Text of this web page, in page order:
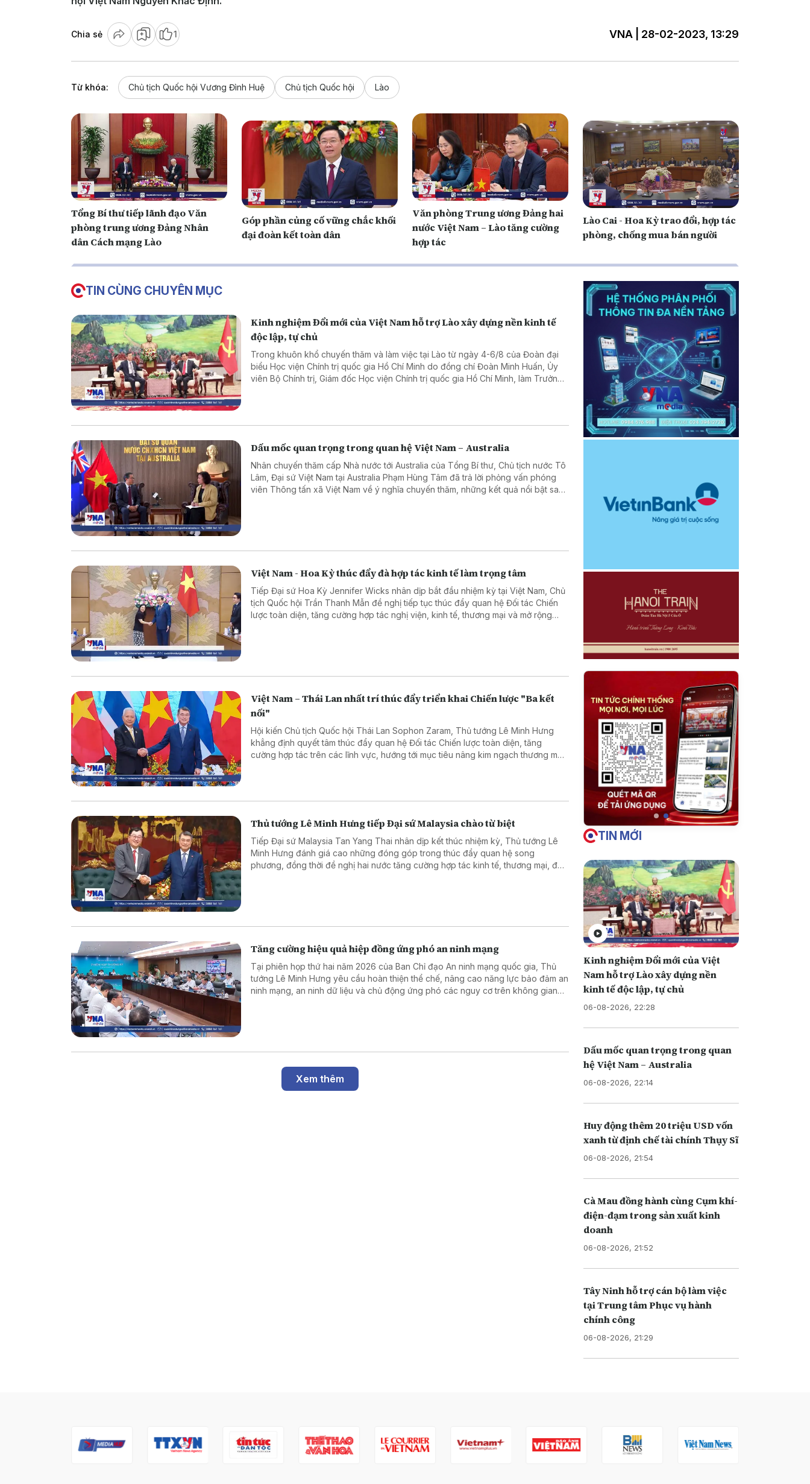
Chia sẻ 1 VNA | 28-02-2023, 13:29
Từ khóa: Chủ tịch Quốc hội Vương Đình Huệ Chủ tịch Quốc hội Lào
Tổng Bí thư tiếp lãnh đạo Văn
phòng trung ương Đảng Nhân
dân Cách mạng Lào
Góp phần củng cố vững chắc khối
đại đoàn kết toàn dân
Văn phòng Trung ương Đảng hai
nước Việt Nam – Lào tăng cường
hợp tác
Lào Cai - Hoa Kỳ trao đổi, hợp tác
phòng, chống mua bán người
TIN CÙNG CHUYÊN MỤC
Kinh nghiệm Đổi mới của Việt Nam hỗ trợ Lào xây dựng nền kinh tế
độc lập, tự chủ
Trong khuôn khổ chuyến thăm và làm việc tại Lào từ ngày 4-6/8 của Đoàn đại
biểu Học viện Chính trị quốc gia Hồ Chí Minh do đồng chí Đoàn Minh Huấn, Ủy
viên Bộ Chính trị, Giám đốc Học viện Chính trị quốc gia Hồ Chí Minh, làm Trưởng
Dấu mốc quan trọng trong quan hệ Việt Nam – Australia
Nhân chuyến thăm cấp Nhà nước tới Australia của Tổng Bí thư, Chủ tịch nước Tô
Lâm, Đại sứ Việt Nam tại Australia Phạm Hùng Tâm đã trả lời phỏng vấn phóng
viên Thông tấn xã Việt Nam về ý nghĩa chuyến thăm, những kết quả nổi bật sau
Việt Nam - Hoa Kỳ thúc đẩy đà hợp tác kinh tế làm trọng tâm
Tiếp Đại sứ Hoa Kỳ Jennifer Wicks nhân dịp bắt đầu nhiệm kỳ tại Việt Nam, Chủ
tịch Quốc hội Trần Thanh Mẫn đề nghị tiếp tục thúc đẩy quan hệ Đối tác Chiến
lược toàn diện, tăng cường hợp tác nghị viện, kinh tế, thương mại và mở rộng
Việt Nam – Thái Lan nhất trí thúc đẩy triển khai Chiến lược "Ba kết
nối"
Hội kiến Chủ tịch Quốc hội Thái Lan Sophon Zaram, Thủ tướng Lê Minh Hưng
khẳng định quyết tâm thúc đẩy quan hệ Đối tác Chiến lược toàn diện, tăng
cường hợp tác trên các lĩnh vực, hướng tới mục tiêu nâng kim ngạch thương mại
Thủ tướng Lê Minh Hưng tiếp Đại sứ Malaysia chào từ biệt
Tiếp Đại sứ Malaysia Tan Yang Thai nhân dịp kết thúc nhiệm kỳ, Thủ tướng Lê
Minh Hưng đánh giá cao những đóng góp trong thúc đẩy quan hệ song
phương, đồng thời đề nghị hai nước tăng cường hợp tác kinh tế, thương mại, đầu
Tăng cường hiệu quả hiệp đồng ứng phó an ninh mạng
Tại phiên họp thứ hai năm 2026 của Ban Chỉ đạo An ninh mạng quốc gia, Thủ
tướng Lê Minh Hưng yêu cầu hoàn thiện thể chế, nâng cao năng lực bảo đảm an
ninh mạng, an ninh dữ liệu và chủ động ứng phó các nguy cơ trên không gian
Xem thêm
TIN MỚI
Kinh nghiệm Đổi mới của Việt
Nam hỗ trợ Lào xây dựng nền
kinh tế độc lập, tự chủ
06-08-2026, 22:28
Dấu mốc quan trọng trong quan
hệ Việt Nam – Australia
06-08-2026, 22:14
Huy động thêm 20 triệu USD vốn
xanh từ định chế tài chính Thụy Sĩ
06-08-2026, 21:54
Cà Mau đồng hành cùng Cụm khí-
điện-đạm trong sản xuất kinh
doanh
06-08-2026, 21:52
Tây Ninh hỗ trợ cán bộ làm việc
tại Trung tâm Phục vụ hành
chính công
06-08-2026, 21:29